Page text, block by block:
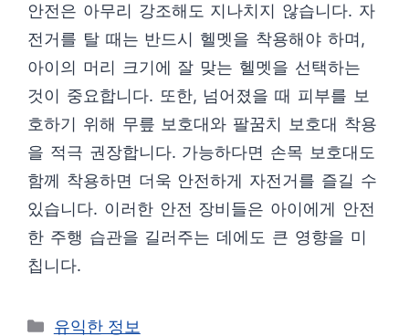
안전은 아무리 강조해도 지나치지 않습니다. 자
전거를 탈 때는 반드시 헬멧을 착용해야 하며,
아이의 머리 크기에 잘 맞는 헬멧을 선택하는
것이 중요합니다. 또한, 넘어졌을 때 피부를 보
호하기 위해 무릎 보호대와 팔꿈치 보호대 착용
을 적극 권장합니다. 가능하다면 손목 보호대도
함께 착용하면 더욱 안전하게 자전거를 즐길 수
있습니다. 이러한 안전 장비들은 아이에게 안전
한 주행 습관을 길러주는 데에도 큰 영향을 미
칩니다.
카
유익한 정보